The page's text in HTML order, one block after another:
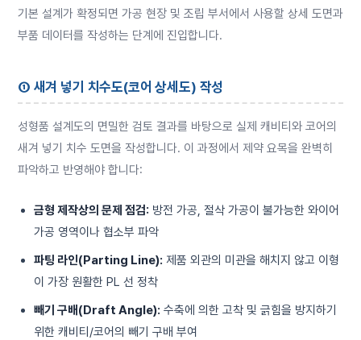
기본 설계가 확정되면 가공 현장 및 조립 부서에서 사용할 상세 도면과
부품 데이터를 작성하는 단계에 진입합니다.
① 새겨 넣기 치수도(코어 상세도) 작성
성형품 설계도의 면밀한 검토 결과를 바탕으로 실제 캐비티와 코어의
새겨 넣기 치수 도면을 작성합니다. 이 과정에서 제약 요목을 완벽히
파악하고 반영해야 합니다:
금형 제작상의 문제 점검: 방전 가공, 절삭 가공이 불가능한 와이어
가공 영역이나 협소부 파악
파팅 라인(Parting Line): 제품 외관의 미관을 해치지 않고 이형
이 가장 원활한 PL 선 정착
빼기 구배(Draft Angle): 수축에 의한 고착 및 긁힘을 방지하기
위한 캐비티/코어의 빼기 구배 부여